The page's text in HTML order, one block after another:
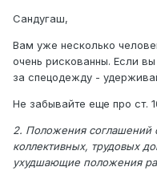
Сандугаш,
Вам уже несколько
очень рискованны. Если
за спецодежду -
Не забывайте еще про ст.
2. Положения соглашений
коллективных, трудовых
ухудшающие положения